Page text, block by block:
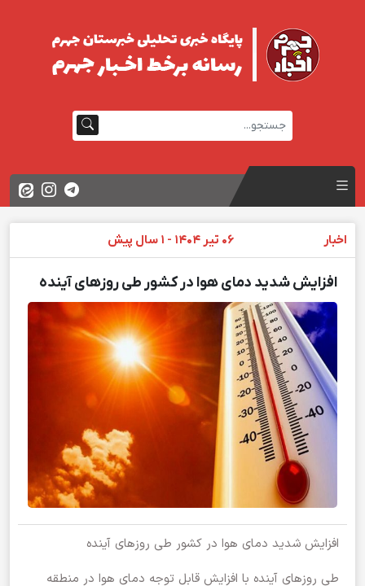
اخبار 06 تیر 1404 - 1 سال پیش
افزایش شدید دمای هوا در کشور طی روزهای آینده
افزایش شدید دمای هوا در کشور طی روزهای آینده
طی روزهای آینده با افزایش قابل توجه دمای هوا در منطقه